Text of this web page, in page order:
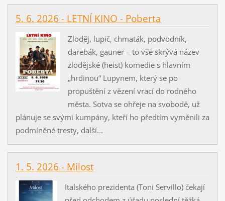
5. 6. 2026 - LETNÍ KINO - Poberta
Zloděj, lupič, chmaták, podvodník,
darebák, gauner – to vše skrývá název
zlodějské (heist) komedie s hlavním
„hrdinou“ Lupynem, který se po
propuštění z vězení vrací do rodného
města. Sotva se ohřeje na svobodě, už
plánuje se svými kumpány, kteří ho předtím vyměnili za
podmíněné tresty, další...
1. 5. 2026 - Milost
Italského prezidenta (Toni Servillo) čekají